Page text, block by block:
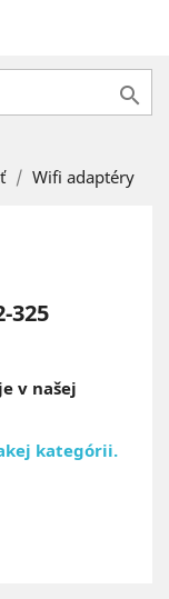

Wifi adaptéry
325
v našej
kategórii.